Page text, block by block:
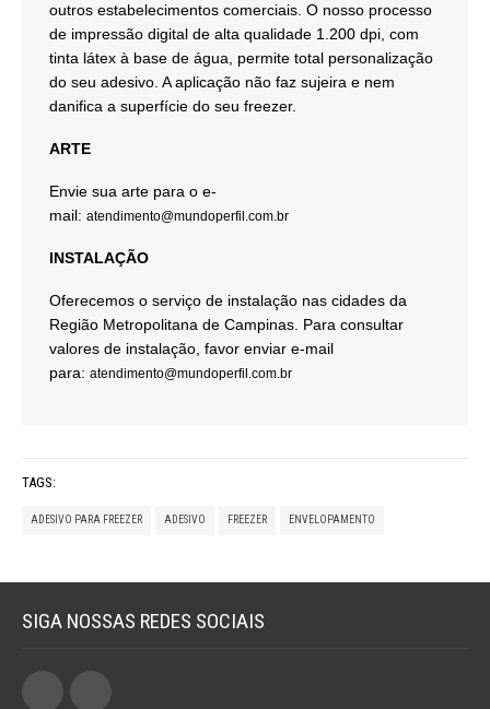
outros estabelecimentos comerciais. O nosso processo
de impressão digital de alta qualidade 1.200 dpi, com
tinta látex à base de água, permite total personalização
do seu adesivo. A aplicação não faz sujeira e nem
danifica a superfície do seu freezer.
ARTE
Envie sua arte para o e-
mail: atendimento@mundoperfil.com.br
INSTALAÇÃO
Oferecemos o serviço de instalação nas cidades da
Região Metropolitana de Campinas. Para consultar
valores de instalação, favor enviar e-mail
para: atendimento@mundoperfil.com.br
TAGS:
ADESIVO PARA FREEZER ADESIVO FREEZER ENVELOPAMENTO
SIGA NOSSAS REDES SOCIAIS